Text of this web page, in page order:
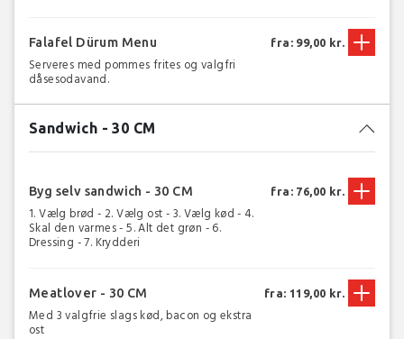
Falafel Dürum Menu
Serveres med pommes frites og valgfri
dåsesodavand.
fra: 99,00 kr.
Sandwich - 30 CM
Byg selv sandwich - 30 CM
1. Vælg brød - 2. Vælg ost - 3. Vælg kød - 4.
Skal den varmes - 5. Alt det grøn - 6.
Dressing - 7. Krydderi
fra: 76,00 kr.
Meatlover - 30 CM
Med 3 valgfrie slags kød, bacon og ekstra
ost
fra: 119,00 kr.